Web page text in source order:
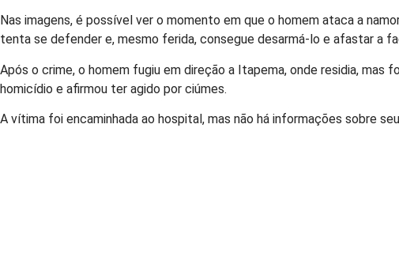
Nas imagens, é possível ver o momento em que o homem ataca a
tenta se defender e, mesmo ferida, consegue desarmá-lo e afastar a
Após o crime, o homem fugiu em direção a Itapema, onde residia,
homicídio e afirmou ter agido por ciúmes.
A vítima foi encaminhada ao hospital, mas não há informações sobre